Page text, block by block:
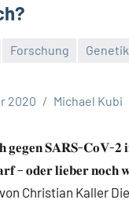
Forschung Genetik
2020
Michael Kubi
𝐠𝐞𝐠𝐞𝐧 𝐒𝐀𝐑𝐒-𝐂𝐨𝐕-𝟐
– 𝐨𝐝𝐞𝐫 𝐥𝐢𝐞𝐛𝐞𝐫 𝐧𝐨𝐜𝐡
Christian Kaller